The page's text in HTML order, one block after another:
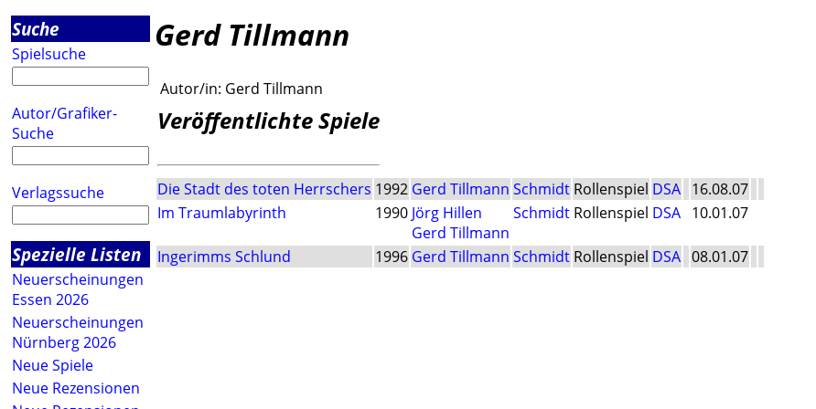
Suche
Spielsuche
Autor/Grafiker-
Suche
Verlagssuche
Spezielle Listen
Neuerscheinungen
Essen 2026
Neuerscheinungen
Nürnberg 2026
Neue Spiele
Neue Rezensionen
Gerd Tillmann
Autor/in: Gerd Tillmann
Veröffentlichte Spiele
Die Stadt des toten Herrschers 1992 Gerd Tillmann Schmidt Rollenspiel DSA 16.08.07
Im Traumlabyrinth
1990 Jörg Hillen
Gerd Tillmann
Schmidt Rollenspiel DSA 10.01.07
Ingerimms Schlund 1996 Gerd Tillmann Schmidt Rollenspiel DSA 08.01.07